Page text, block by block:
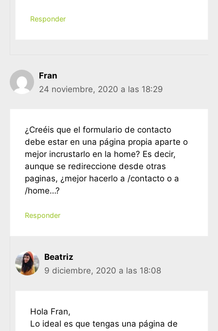
Responder
Fran
24 noviembre, 2020 a las 18:29
¿Creéis que el formulario de contacto
debe estar en una página propia aparte o
mejor incrustarlo en la home? Es decir,
aunque se redireccione desde otras
paginas, ¿mejor hacerlo a /contacto o a
/home…?
Responder
Beatriz
9 diciembre, 2020 a las 18:08
Hola Fran,
Lo ideal es que tengas una página de